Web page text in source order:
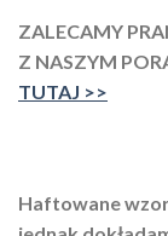
ZALECAMY
Z NASZYM
TUTAJ >>
Haftowane